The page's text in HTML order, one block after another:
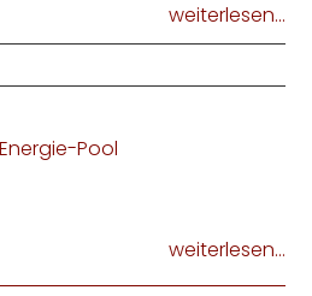
weiterlesen...
Pool
weiterlesen...